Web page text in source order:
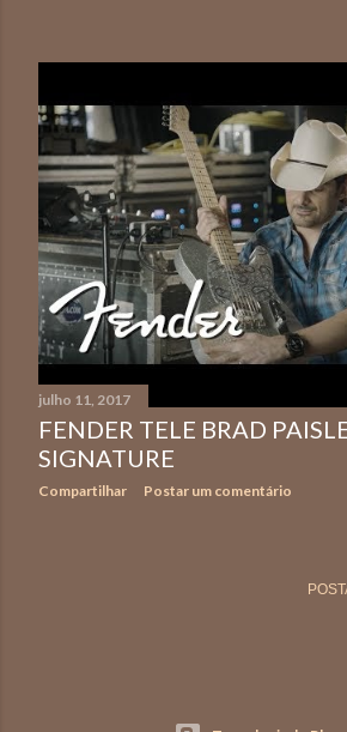
julho 11, 2017
FENDER TELE BRAD
SIGNATURE
Compartilhar Postar um comentário